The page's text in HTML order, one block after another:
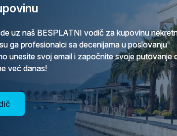
uz naš BESPLATNI vodič za kupovinu
ga profesionalci sa decenijama u poslovanju
unesite svoj email i započnite svoje putovanje
već danas!